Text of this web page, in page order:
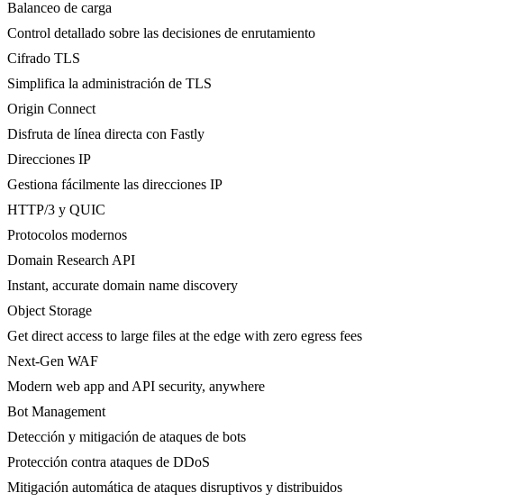
Balanceo de carga
Control detallado sobre las decisiones de enrutamiento
Cifrado TLS
Simplifica la administración de TLS
Origin Connect
Disfruta de línea directa con Fastly
Direcciones IP
Gestiona fácilmente las direcciones IP
HTTP/3 y QUIC
Protocolos modernos
Domain Research API
Instant, accurate domain name discovery
Object Storage
Get direct access to large files at the edge with zero egress fees
Next-Gen WAF
Modern web app and API security, anywhere
Bot Management
Detección y mitigación de ataques de bots
Protección contra ataques de DDoS
Mitigación automática de ataques disruptivos y distribuidos